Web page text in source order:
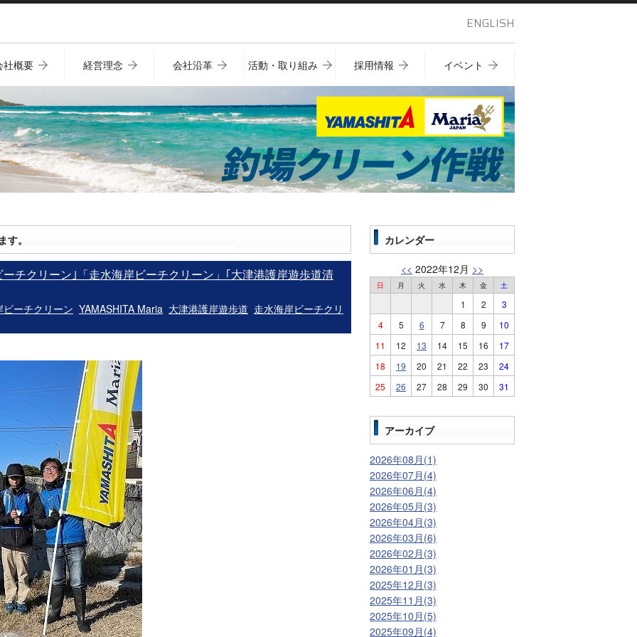
ENGLISH
社概要 経営理念 会社沿革 活動・取り組み 採用情報 イベント
。
チクリーン｣「走水海岸ビーチクリーン」｢大津港護岸遊歩道清
ーチクリーン YAMASHITA Maria 大津港護岸遊歩道 走水海岸ビーチクリ
カレンダー
<< 2022年12月 >>
日 月 火 水 木 金 土
1 2
3
4
5 6 7 8 9
10
11
12 13 14 15 16
17
18
19 20 21 22 23
24
25
26 27 28 29 30 31
アーカイブ
2026年08月(1)
2026年07月(4)
2026年06月(4)
2026年05月(3)
2026年04月(3)
2026年03月(6)
2026年02月(3)
2026年01月(3)
2025年12月(3)
2025年11月(3)
2025年10月(5)
2025年09月(4)